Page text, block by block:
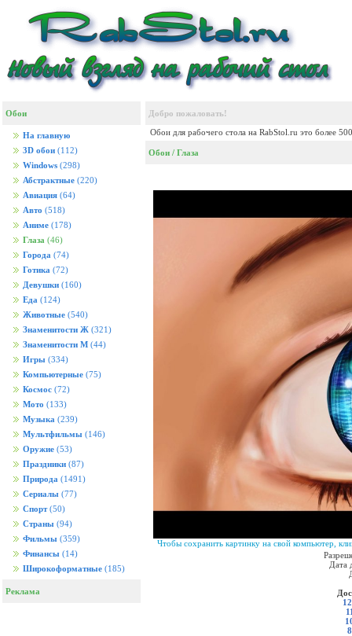
Обои
На главную
3D обои (112)
Windows (298)
Абстрактные (220)
Авиация (64)
Авто (518)
Аниме (178)
Глаза (46)
Города (74)
Готика (72)
Девушки (160)
Еда (124)
Животные (540)
Знаменитости Ж (321)
Знаменитости М (44)
Игры (334)
Компьютерные (75)
Космос (72)
Мото (133)
Музыка (239)
Мультфильмы (146)
Оружие (53)
Праздники (87)
Природа (1491)
Сериалы (77)
Спорт (50)
Страны (94)
Фильмы (359)
Финансы (14)
Широкоформатные (185)
Реклама
Добро пожаловать!
Обои для рабочего стола на RabStol.ru это более
Обои / Глаза
Чтобы сохранить картинку на свой компьютер,
Дата